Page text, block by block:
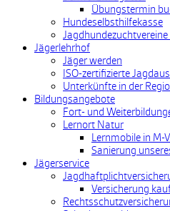
Übungstermin
Hundeselbsthilfekasse
Jagdhundezuchtvereine
Jägerlehrhof
Jäger werden
ISO-zertifizierte
Unterkünfte in der
Bildungsangebote
Fort- und
Lernort Natur
Lernmobile in M-V
Sanierung
Jägerservice
Versicherung